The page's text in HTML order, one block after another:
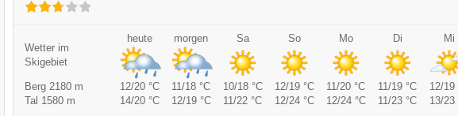
Wetter im
Skigebiet
heute morgen Sa So Mo Di Mi
Berg 2180 m 12/20 °C 11/18 °C 10/18 °C 12/19 °C 11/20 °C 11/19 °C
12/19
Tal 1580 m
14/20 °C 12/19 °C 11/22 °C 12/24 °C 12/24 °C 11/23 °C 13/23